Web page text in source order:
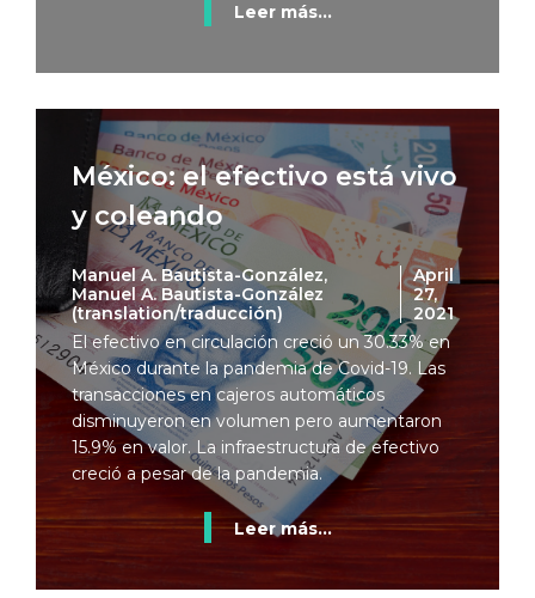
Leer más...
México: el efectivo está vivo
y coleando
Manuel A. Bautista-González,
Manuel A. Bautista-González
(translation/traducción)
April
27,
2021
El efectivo en circulación creció un 30.33% en
México durante la pandemia de Covid-19. Las
transacciones en cajeros automáticos
disminuyeron en volumen pero aumentaron
15.9% en valor. La infraestructura de efectivo
creció a pesar de la pandemia.
Leer más...